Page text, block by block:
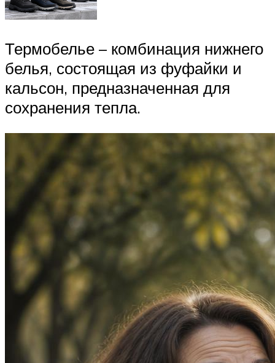
Термобелье – комбинация нижнего
белья, состоящая из фуфайки и
кальсон, предназначенная для
сохранения тепла.